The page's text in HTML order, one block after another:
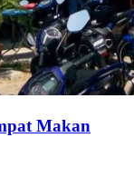
Makan